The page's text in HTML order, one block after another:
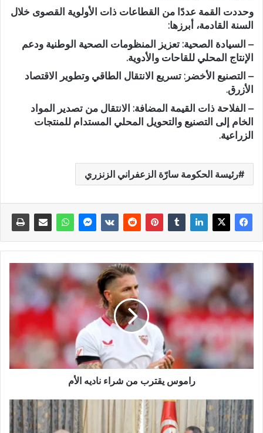
وحددت القمة عددًا من القطاعات ذات الأولوية القصوى خلال
السنة القادمة، أبرزها:
– السيادة الصحية: تعزيز المنظومات الصحية الوطنية ودعم
الإنتاج المحلي للقاحات والأدوية.
– التصنيع الأخضر: تسريع الانتقال الطاقي وتطوير الاقتصاد
الأزرق.
– الفلاحة ذات القيمة المضافة: الانتقال من تصدير المواد
الخام إلى التصنيع والتحويل المحلي المستدام للمنتجات
الزراعية.
رئيسة الحكومة سارّة الزعفراني الزنزري
راموس يقترب من شراء ناديه الأم